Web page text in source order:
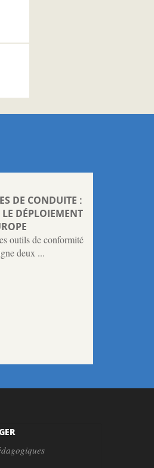
DE CONDUITE :
DÉPLOIEMENT
outils de conformité
deux ...